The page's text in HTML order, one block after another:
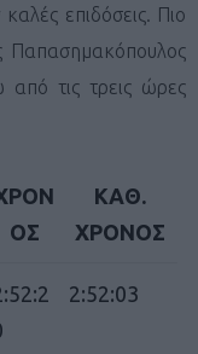
επιδόσεις. Πιο
Παπασημακόπουλος
τις τρεις ώρες
ΟΣ
ΚΑΘ.
ΧΡΟΝΟΣ
2:52:03